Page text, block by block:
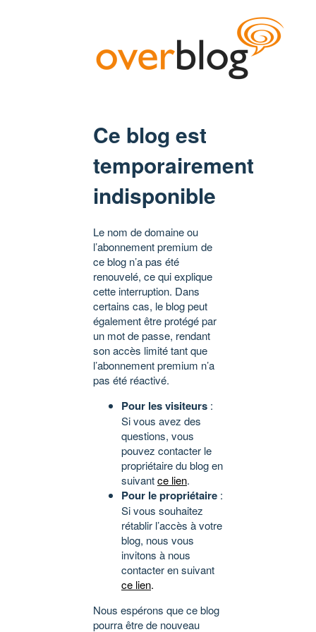
Ce blog est
temporairement
indisponible
Le nom de domaine ou
l’abonnement premium de
ce blog n’a pas été
renouvelé, ce qui explique
cette interruption. Dans
certains cas, le blog peut
également être protégé par
un mot de passe, rendant
son accès limité tant que
l’abonnement premium n’a
pas été réactivé.
Pour les visiteurs :
Si vous avez des
questions, vous
pouvez contacter le
propriétaire du blog en
suivantce lien.
Pour le propriétaire :
Si vous souhaitez
rétablir l’accès à votre
blog, nous vous
invitons à nous
contacter en suivant
ce lien.
Nous espérons que ce blog
pourra être de nouveau